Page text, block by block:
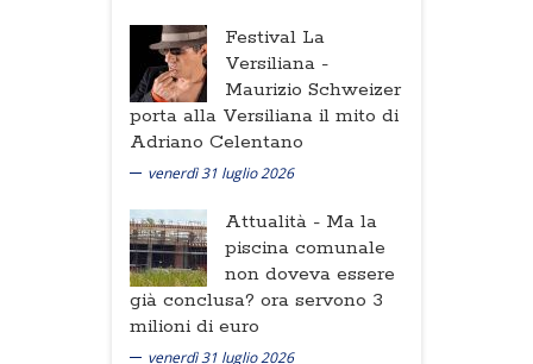
Festival La
Versiliana -
Maurizio Schweizer
porta alla Versiliana il mito di
Adriano Celentano
venerdì 31 luglio 2026
Attualità - Ma la
piscina comunale
non doveva essere
già conclusa? ora servono 3
milioni di euro
venerdì 31 luglio 2026